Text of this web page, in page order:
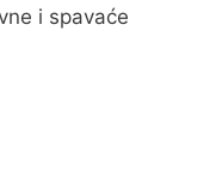
i spavaće